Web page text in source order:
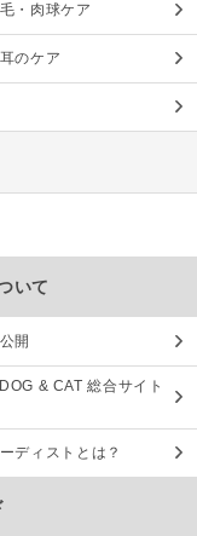
・肉球ケア
のケア
いて
開
& CAT 総合サイト
ディストとは？